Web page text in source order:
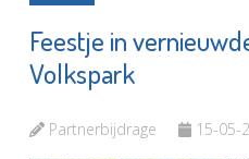
Feestje in
Volkspark
Partnerbijdrage 15-05-